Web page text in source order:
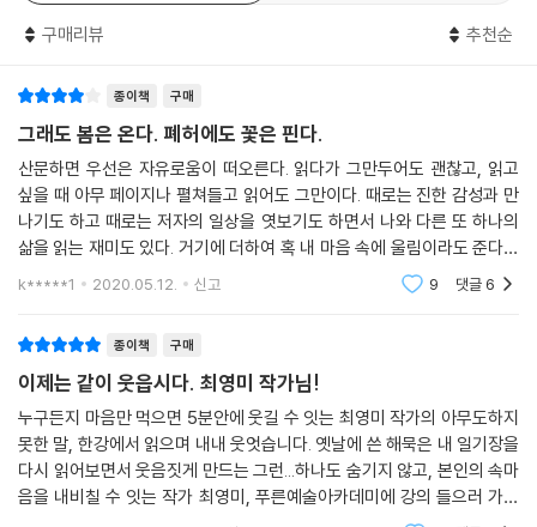
버려두지 않기 위해’ 끝없이 변화를 향해 전진해 나간다. 고만고만한 소박
일러스트레이터 백두리의 삽화가 곁들여진 그 이야기들을 따라가다 보면
어느새 잔잔한 생의 희망을 붙잡게 된다.
시인은 힘주어 말한다. 살아가는 일은 끝없이 ‘타협을 배우는 일’이라고. 중
요한 것은 그 과정에서 스스로 망가지지 않는 일이라고. ‘그럼에도 불구하
고!’ 당당하게 세상을 헤엄치는 시인 특유의 자유롭고 함축적인 문장과 거
침없는 이야기들이 우리의 마음을 투명하게 따듯하게 만들어줄 것이다.
그래도 봄은 온다
폐허에도 꽃은 핀다
시로는 못 담은 말, 소설로도 다 못 한 이야기를 담는 그릇이 산문(散文)이
다. 흩어진 문장. 마구마구 흩어진 문장들.
세상과 넓게 소통하고 크게 부딪쳤던 내 삶의 궤적이 여기에 있다. 저 이렇
게 살았어요, 이게 나라고 들이대려니 조금 민망하다. 나의 가장 밑바닥, 뜨
구매리뷰 추천순
종이책 구매
그래도 봄은 온다. 폐허에도 꽃은 핀다.
산문하면 우선은 자유로움이 떠오른다. 읽다가 그만두어도 괜찮고, 읽고
싶을 때 아무 페이지나 펼쳐들고 읽어도 그만이다. 때로는 진한 감성과 만
나기도 하고 때로는 저자의 일상을 엿보기도 하면서 나와 다른 또 하나의
삶을 읽는 재미도 있다. 거기에 더하여 혹 내 마음 속에 울림이라도 준다면
더할 나위없는 감동을 받기도 한다. 물론 모든 산문이 다 그렇다는 것은 아
k*****1 2020.05.12. 신고 9 댓글6
종이책 구매
이제는 같이 웃읍시다. 최영미 작가님!
누구든지 마음만 먹으면 5분안에 웃길 수 잇는 최영미 작가의 아무도하지
못한 말, 한강에서 읽으며 내내 웃엇습니다. 옛날에 쓴 해묵은 내 일기장을
다시 읽어보면서 웃음짓게 만드는 그런...하나도 숨기지 않고, 본인의 속마
음을 내비칠 수 잇는 작가 최영미, 푸른예술아카데미에 강의 들으러 가야